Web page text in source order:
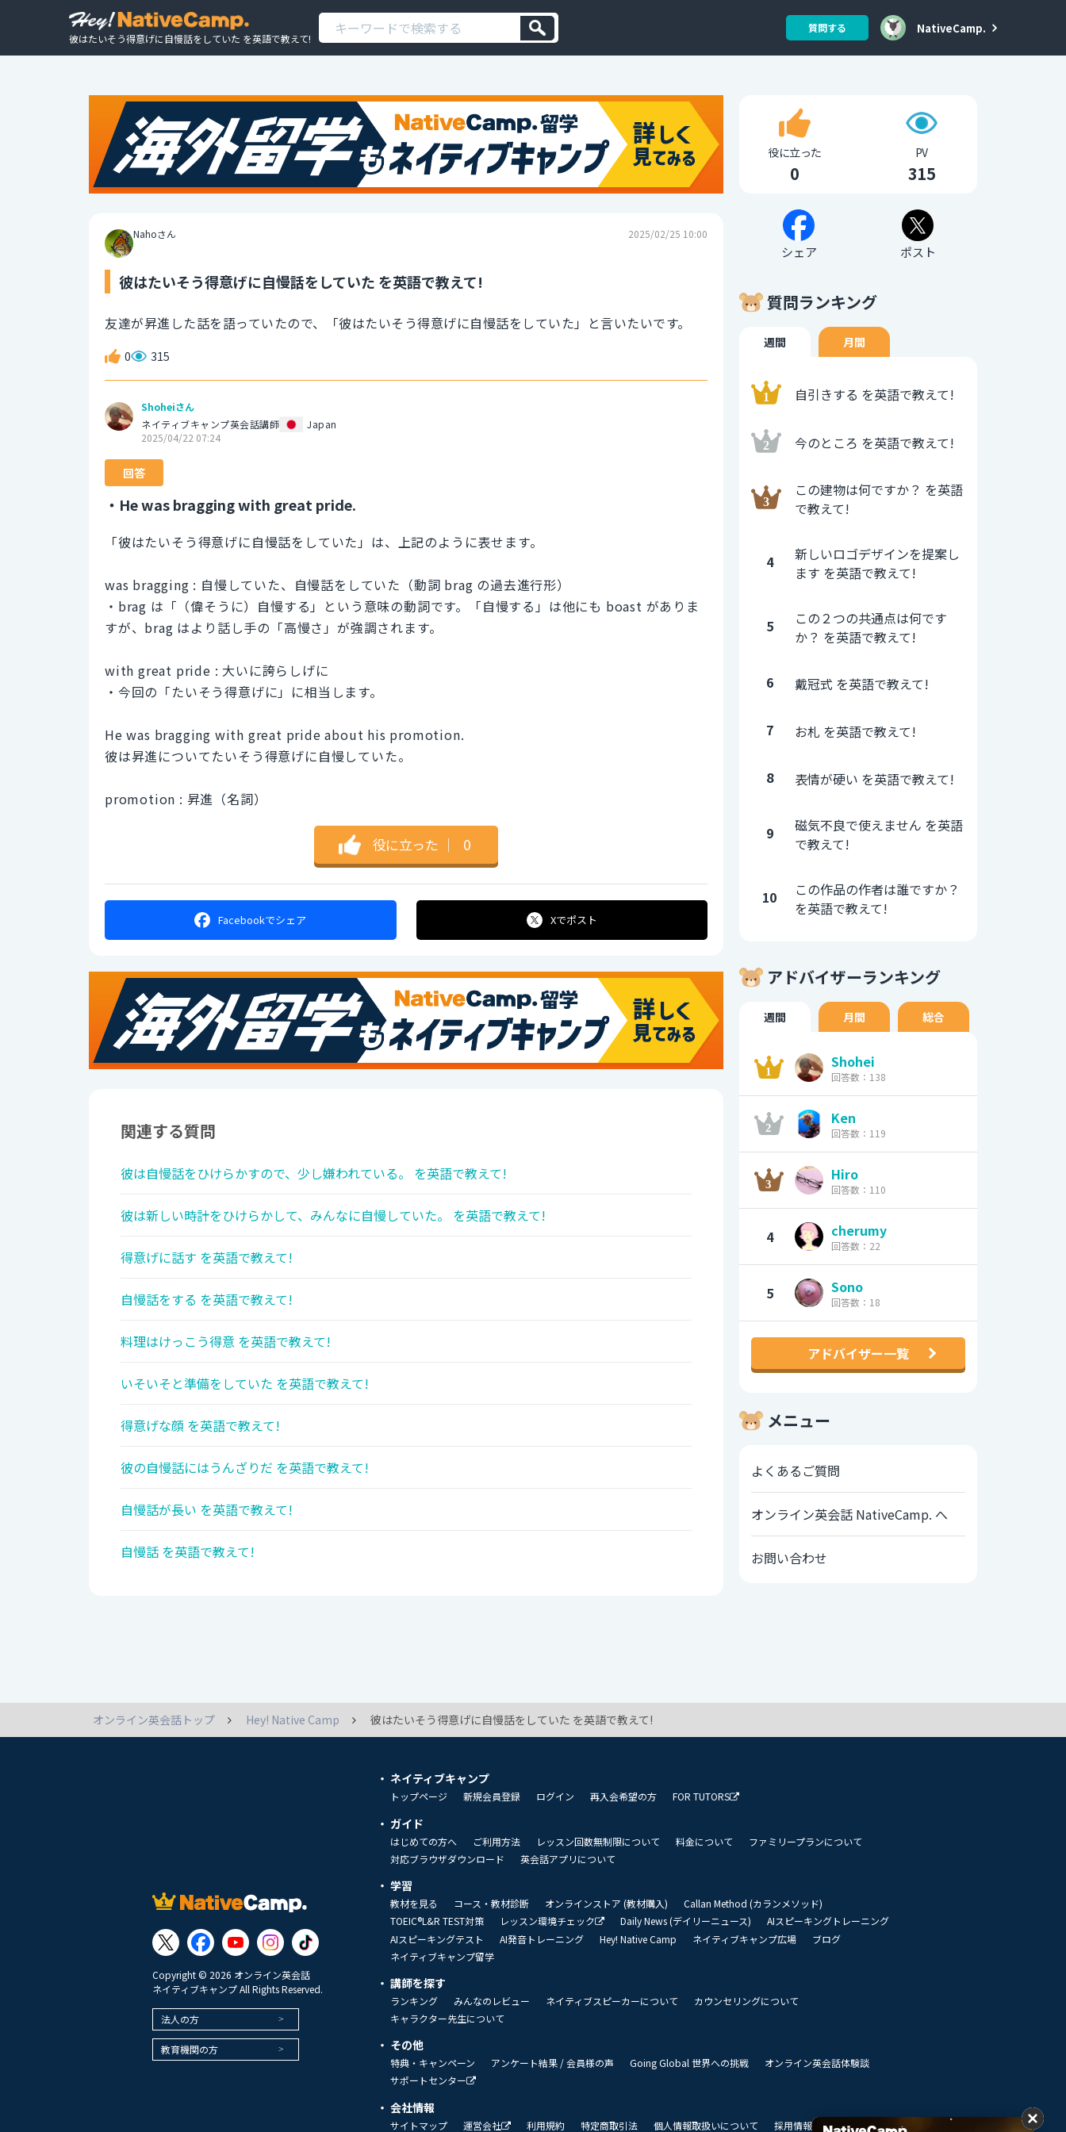
彼はたいそう得意げに自慢話をしていた を英語で教えて!
質問する NativeCamp.
Nahoさん 2025/02/25 10:00
彼はたいそう得意げに自慢話をしていた を英語で教えて!
友達が昇進した話を語っていたので、「彼はたいそう得意げに自慢話をしていた」と言いたいです。
0 315
Shoheiさん
ネイティブキャンプ英会話講師
Japan
2025/04/22 07:24
回答
・He was bragging with great pride.
「彼はたいそう得意げに自慢話をしていた」は、上記のように表せます。
was bragging : 自慢していた、自慢話をしていた（動詞 brag の過去進行形）
・brag は「（偉そうに）自慢する」という意味の動詞です。「自慢する」は他にも boast がありま
すが、brag はより話し手の「高慢さ」が強調されます。
with great pride : 大いに誇らしげに
・今回の「たいそう得意げに」に相当します。
He was bragging with great pride about his promotion.
彼は昇進についてたいそう得意げに自慢していた。
promotion : 昇進（名詞）
役に立った ｜ 0
Facebookでシェア Xでポスト
関連する質問
彼は自慢話をひけらかすので、少し嫌われている。 を英語で教えて!
彼は新しい時計をひけらかして、みんなに自慢していた。 を英語で教えて!
得意げに話す を英語で教えて!
自慢話をする を英語で教えて!
料理はけっこう得意 を英語で教えて!
いそいそと準備をしていた を英語で教えて!
得意げな顔 を英語で教えて!
彼の自慢話にはうんざりだ を英語で教えて!
自慢話が長い を英語で教えて!
自慢話 を英語で教えて!
役に立った
0
PV
315
シェア ポスト
質問ランキング
週間 月間
自引きする を英語で教えて!
今のところ を英語で教えて!
この建物は何ですか？ を英語
で教えて!
4
新しいロゴデザインを提案し
ます を英語で教えて!
5
この２つの共通点は何です
か？ を英語で教えて!
6 戴冠式 を英語で教えて!
7 お札 を英語で教えて!
8 表情が硬い を英語で教えて!
9
磁気不良で使えません を英語
で教えて!
10
この作品の作者は誰ですか？
を英語で教えて!
アドバイザーランキング
週間 月間 総合
Shohei
回答数：138
Ken
回答数：119
Hiro
回答数：110
4 cherumy
回答数：22
5 Sono
回答数：18
アドバイザー一覧
メニュー
よくあるご質問
オンライン英会話 NativeCamp. へ
お問い合わせ
オンライン英会話トップ Hey! Native Camp 彼はたいそう得意げに自慢話をしていた を英語で教えて!
Copyright © 2026 オンライン英会話
ネイティブキャンプ All Rights Reserved.
法人の方
教育機関の方
ネイティブキャンプ
トップページ 新規会員登録 ログイン 再入会希望の方 FOR TUTORS
ガイド
はじめての方へ ご利用方法 レッスン回数無制限について 料金について
ファミリープランについて
対応ブラウザダウンロード
英会話アプリについて
学習
教材を見る コース・教材診断 オンラインストア (教材購入)
Callan Method (カランメソッド)
TOEIC®L&R TEST対策
レッスン環境チェック Daily News (デイリーニュース)
AIスピーキングトレーニング
AIスピーキングテスト
AI発音トレーニング Hey! Native Camp ネイティブキャンプ広場
ブログ
ネイティブキャンプ留学
講師を探す
ランキング みんなのレビュー ネイティブスピーカーについて
カウンセリングについて
キャラクター先生について
その他
特典・キャンペーン アンケート結果 / 会員様の声 Going Global 世界への挑戦
オンライン英会話体験談
サポートセンター
会社情報
サイトマップ 運営会社 利用規約 特定商取引法 個人情報取扱いについて 採用情報 私達のビジョン